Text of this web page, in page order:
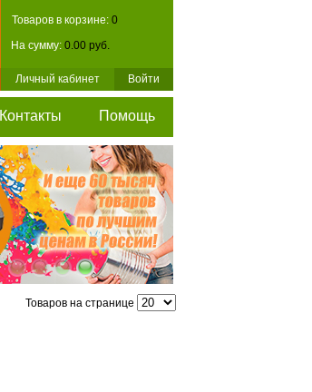
Товаров в корзине: 0
На сумму: 0.00 руб.
Личный кабинет Войти
Контакты Помощь
Товаров на странице